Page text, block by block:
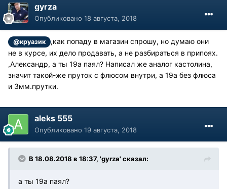
gyrza
Опубликовано 18 августа, 2018
@круазик
,как попаду в магазин спрошу, но думаю они
не в курсе, их дело продавать, а не разбираться в припоях.
,Александр, а ты 19а паял? Написал же аналог кастолина,
значит такой-же пруток с флюсом внутри, а 19а без флюса
и 3мм.прутки.
aleks 555
Опубликовано 19 августа, 2018
В 18.08.2018 в 18:37, 'gyrza' сказал:
а ты 19а паял?